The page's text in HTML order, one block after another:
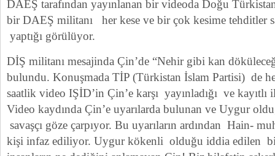
DAEŞ tarafından yayınlanan bir videoda Doğu
bir DAEŞ militanı her kese ve bir çok kesime tehditler
yaptığı görülüyor.
DİŞ militanı mesajinda Çin’de “Nehir gibi kan
bulundu. Konuşmada TİP (Türkistan İslam Partisi) de
saatlik video IŞİD’in Çin’e karşı yayınladığı ve
Video kaydında Çin’e uyarılarda bulunan ve Uygur
savaşçı göze çarpıyor. Bu uyarıların ardından Hain-
kişi infaz ediliyor. Uygur kökenli olduğu iddia edilen